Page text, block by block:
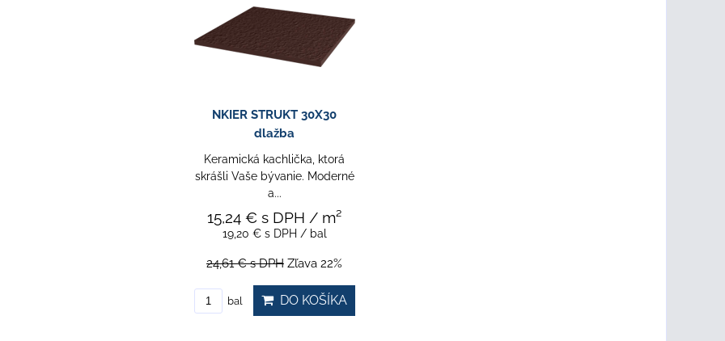
NKIER STRUKT 30X30
dlažba
Keramická kachlička, ktorá
skrášli Vaše bývanie. Moderné
a...
15,24 € s DPH / m²
19,20 € s DPH / bal
24,61 €s DPH Zľava 22%
bal DO KOŠÍKA